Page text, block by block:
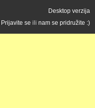
Desktop verzija
Prijavite se ili nam se pridružite :)